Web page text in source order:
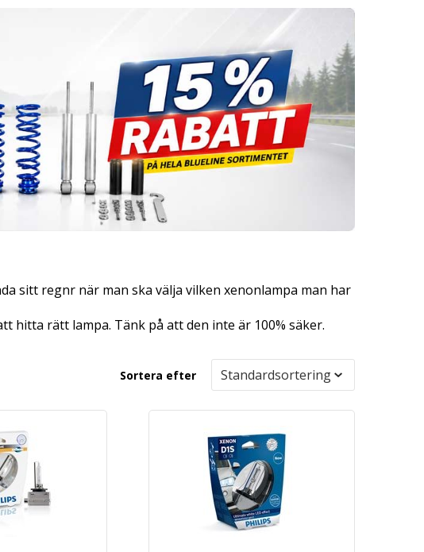
sitt regnr när man ska välja vilken xenonlampa man har
hitta rätt lampa. Tänk på att den inte är 100% säker.
Sortera efter